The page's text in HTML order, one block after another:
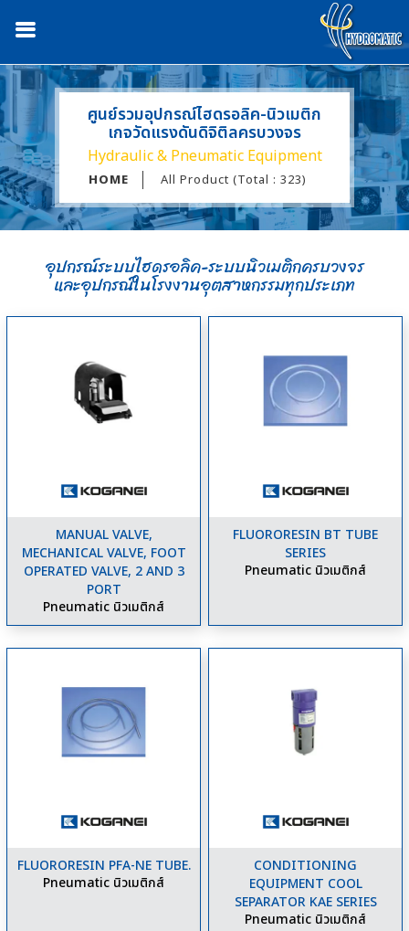
ศูนย์รวมอุปกรณ์ไฮดรอลิค-นิวเมติก
เกจวัดแรงดันดิจิติลครบวงจร
Hydraulic & Pneumatic Equipment
HOME All Product (Total : 323)
อุปกรณ์ระบบไฮดรอลิค-ระบบนิวเมติกครบวงจร
และอุปกรณ์ในโรงงานอุตสาหกรรมทุกประเภท
MANUAL VALVE,
MECHANICAL VALVE, FOOT
OPERATED VALVE, 2 AND 3
PORT
Pneumatic นิวเมติกส์
FLUORORESIN BT TUBE
SERIES
Pneumatic นิวเมติกส์
FLUORORESIN PFA-NE TUBE.
Pneumatic นิวเมติกส์
CONDITIONING
EQUIPMENT COOL
SEPARATOR KAE SERIES
Pneumatic นิวเมติกส์